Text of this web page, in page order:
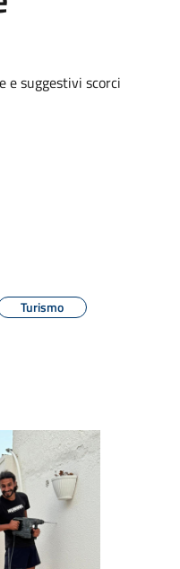
e suggestivi scorci
Turismo